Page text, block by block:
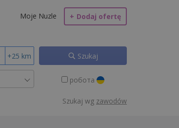
+ Dodaj ofertę
Moje Nuzle
+25 km Szukaj
робота
Szukaj wg zawodów